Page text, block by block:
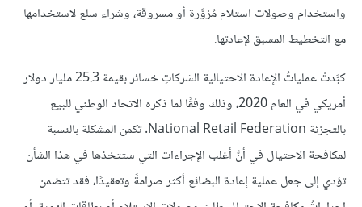
واستخدام وصولات استلام مُزوَّرة أو مسروقة، وشراء سلع لاستخدامها
مع التخطيط المسبق لإعادتها.
كبَّدتْ عملياتُ الإعادة الاحتيالية الشركاتِ خسائر بقيمة 25.3 مليار دولار
أمريكي في العام 2020، وذلك وفقًا لما ذكره الاتحاد الوطني للبيع
بالتجزئة National Retail Federation. تكمن المشكلة بالنسبة
لمكافحة الاحتيال في أنَّ أغلب الإجراءات التي ستتخذها في هذا الشأن
تؤدي إلى جعل عملية إعادة البضائع أكثر صرامةً وتعقيدًا، فقد تتضمن